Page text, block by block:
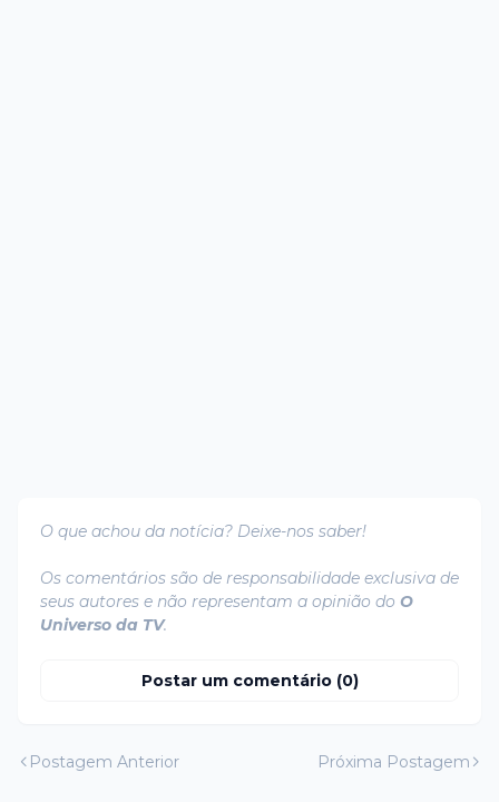
O que achou da notícia? Deixe-nos saber!
Os comentários são de responsabilidade exclusiva de
seus autores e não representam a opinião do O
Universo da TV.
Postar um comentário (0)
Postagem Anterior Próxima Postagem